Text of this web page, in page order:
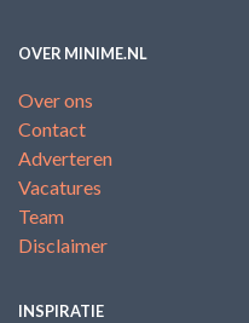
OVER MINIME.NL
Over ons
Contact
Adverteren
Vacatures
Team
Disclaimer
INSPIRATIE